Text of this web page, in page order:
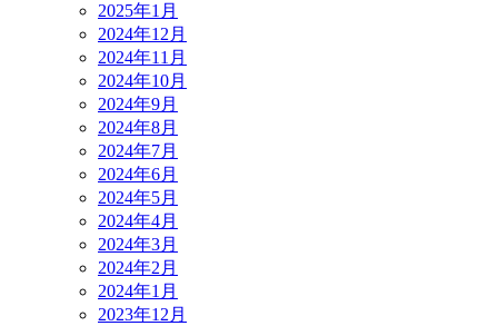
2025年1月
2024年12月
2024年11月
2024年10月
2024年9月
2024年8月
2024年7月
2024年6月
2024年5月
2024年4月
2024年3月
2024年2月
2024年1月
2023年12月